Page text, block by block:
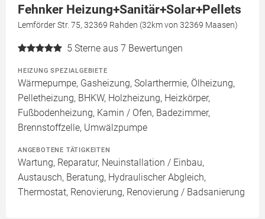
Fehnker Heizung+Sanitär+Solar+Pellets
Lemförder Str. 75, 32369 Rahden (32km von 32369 Maasen)
5 Sterne aus 7 Bewertungen
HEIZUNG SPEZIALGEBIETE
Wärmepumpe, Gasheizung, Solarthermie, Ölheizung,
Pelletheizung, BHKW, Holzheizung, Heizkörper,
Fußbodenheizung, Kamin / Ofen, Badezimmer,
Brennstoffzelle, Umwälzpumpe
ANGEBOTENE TÄTIGKEITEN
Wartung, Reparatur, Neuinstallation / Einbau,
Austausch, Beratung, Hydraulischer Abgleich,
Thermostat, Renovierung, Renovierung / Badsanierung